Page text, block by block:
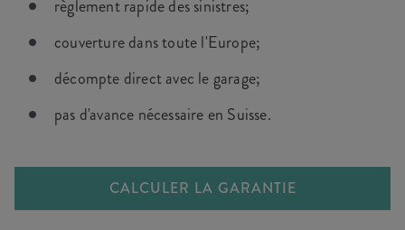
règlement rapide des sinistres;
couverture dans toute l'Europe;
décompte direct avec le garage;
pas d'avance nécessaire en Suisse.
CALCULER LA GARANTIE